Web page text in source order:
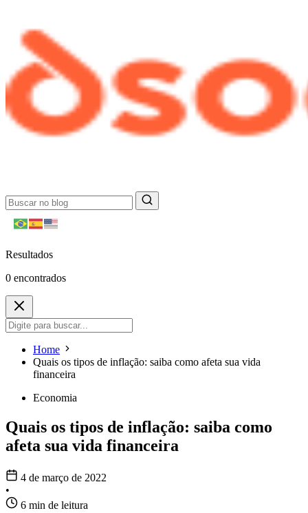
Resultados
0 encontrados
Home
Quais os tipos de inflação: saiba como afeta sua vida
financeira
Economia
Quais os tipos de inflação: saiba como
afeta sua vida financeira
4 de março de 2022
•
6 min de leitura